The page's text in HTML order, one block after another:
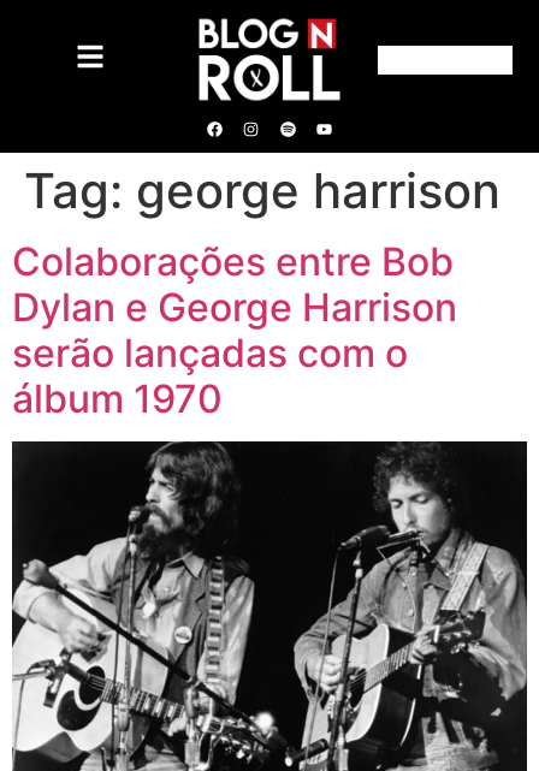
Tag: george harrison
Colaborações entre Bob
Dylan e George Harrison
serão lançadas com o
álbum 1970